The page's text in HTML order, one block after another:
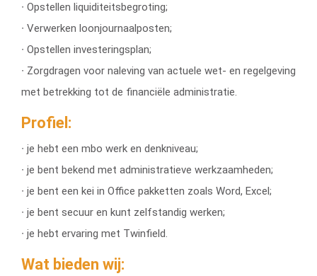
∙ Opstellen liquiditeitsbegroting;
∙ Verwerken loonjournaalposten;
∙ Opstellen investeringsplan;
∙ Zorgdragen voor naleving van actuele wet- en regelgeving
met betrekking tot de financiële administratie.
Profiel:
∙ je hebt een mbo werk en denkniveau;
∙ je bent bekend met administratieve werkzaamheden;
∙ je bent een kei in Office pakketten zoals Word, Excel;
∙ je bent secuur en kunt zelfstandig werken;
∙ je hebt ervaring met Twinfield.
Wat bieden wij: